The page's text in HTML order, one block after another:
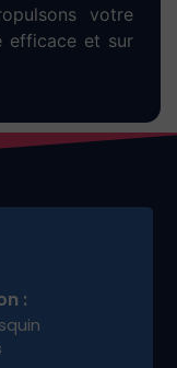
votre
efficace et sur
: